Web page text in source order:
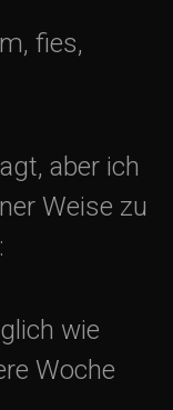
fies,
aber ich
Weise zu
wie
Woche